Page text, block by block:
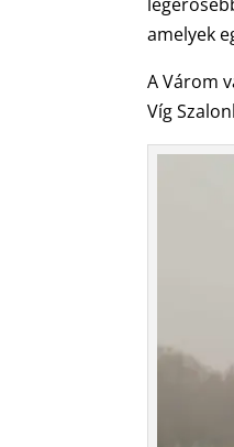
amelyek
A Várom
Víg